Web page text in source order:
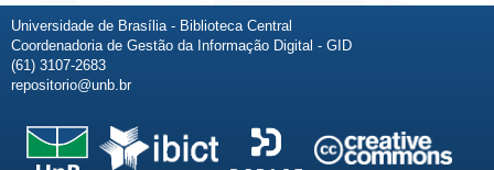
Universidade de Brasília - Biblioteca Central
Coordenadoria de Gestão da Informação Digital - GID
(61) 3107-2683
repositorio@unb.br